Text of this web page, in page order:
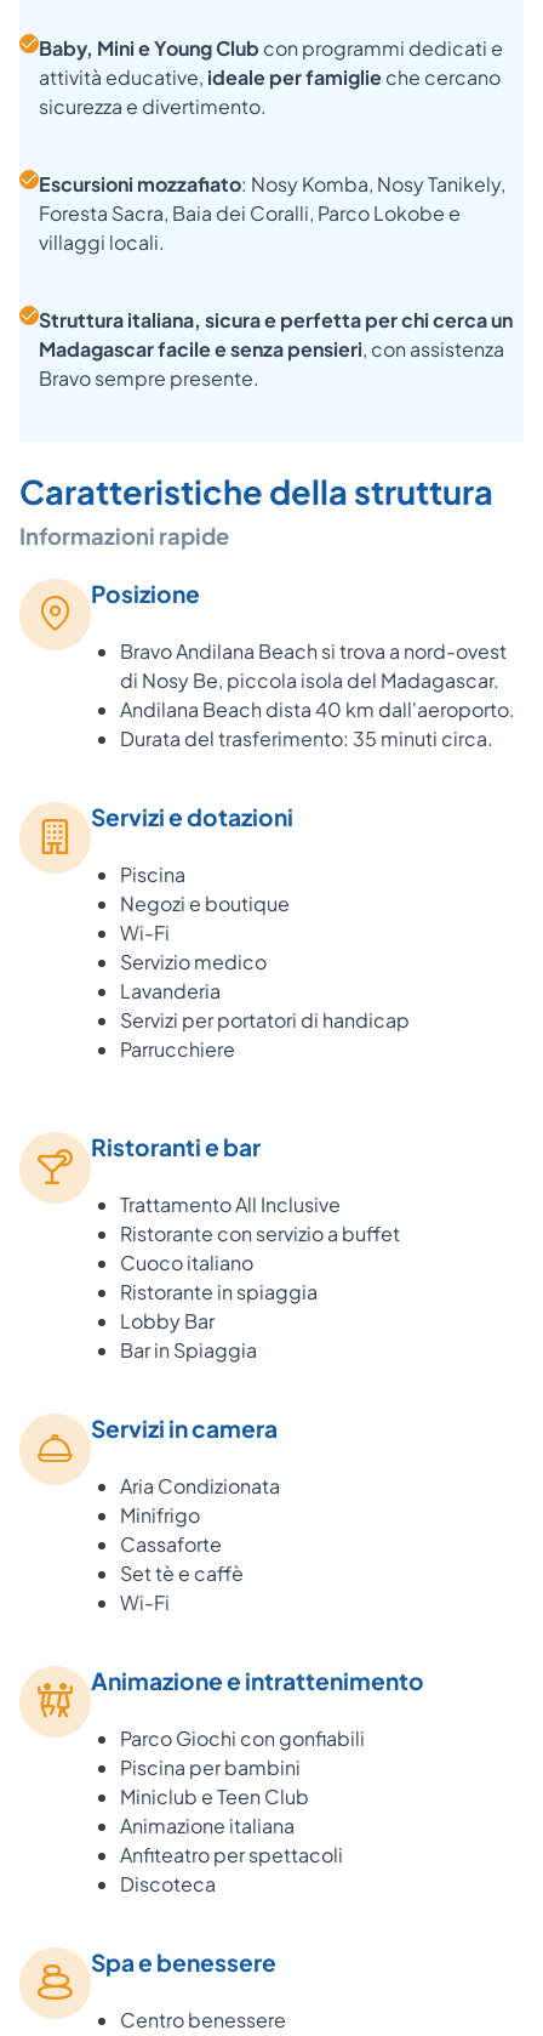
Baby, Mini e Young Club con programmi dedicati e
attività educative, ideale per famiglieche cercano
sicurezza e divertimento.
Escursioni mozzafiato: Nosy Komba, Nosy Tanikely,
Foresta Sacra, Baia dei Coralli, Parco Lokobe e
villaggi locali.
Struttura italiana, sicura e perfetta per chi cerca un
Madagascar facile e senza pensieri, con assistenza
Bravo sempre presente.
Caratteristiche della struttura
Informazioni rapide
Posizione
Bravo Andilana Beach si trova a nord-ovest
di Nosy Be, piccola isola del Madagascar.
Andilana Beach dista 40 km dall'aeroporto.
Durata del trasferimento: 35 minuti circa.
Servizi e dotazioni
Piscina
Negozi e boutique
Wi-Fi
Servizio medico
Lavanderia
Servizi per portatori di handicap
Parrucchiere
Ristoranti e bar
Trattamento All Inclusive
Ristorante con servizio a buffet
Cuoco italiano
Ristorante in spiaggia
Lobby Bar
Bar in Spiaggia
Servizi in camera
Aria Condizionata
Minifrigo
Cassaforte
Set tè e caffè
Wi-Fi
Animazione e intrattenimento
Parco Giochi con gonfiabili
Piscina per bambini
Miniclub e Teen Club
Animazione italiana
Anfiteatro per spettacoli
Discoteca
Spa e benessere
Centro benessere